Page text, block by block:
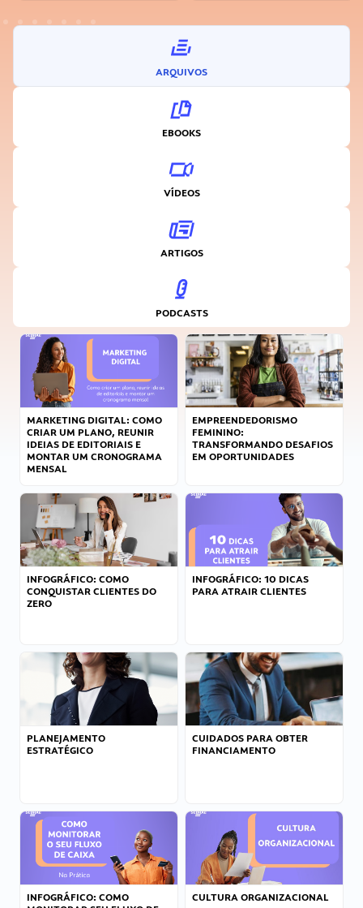
ARQUIVOS
EBOOKS
VÍDEOS
ARTIGOS
PODCASTS
MARKETING DIGITAL: COMO
CRIAR UM PLANO, REUNIR
IDEIAS DE EDITORIAIS E
MONTAR UM CRONOGRAMA
MENSAL
EMPREENDEDORISMO
FEMININO:
TRANSFORMANDO DESAFIOS
EM OPORTUNIDADES
INFOGRÁFICO: COMO
CONQUISTAR CLIENTES DO
ZERO
INFOGRÁFICO: 10 DICAS
PARA ATRAIR CLIENTES
PLANEJAMENTO
ESTRATÉGICO
CUIDADOS PARA OBTER
FINANCIAMENTO
INFOGRÁFICO: COMO
CULTURA ORGANIZACIONAL